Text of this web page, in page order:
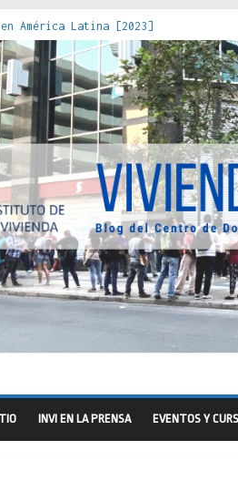
América Latina [2023]
de los Estados :
con el acero : hacia una teoría
una vivienda adecuada [2019]
la Caja del Seguro Obrero en
INVI EN LA PRENSA EVENTOS Y